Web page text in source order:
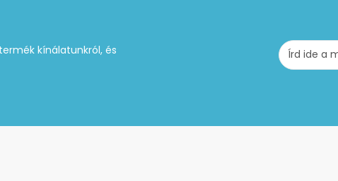
kínálatunkról, és